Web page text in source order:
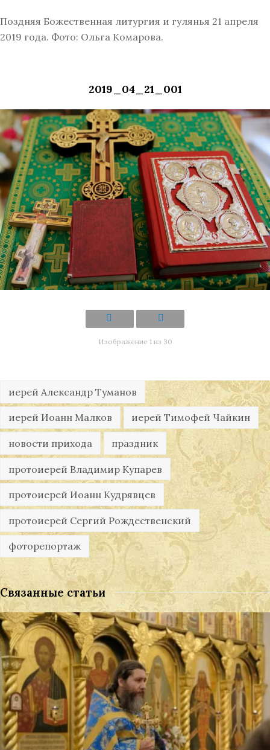
Поздняя Божественная литургия и гулянья 21 апреля
2019 года. Фото: Ольга Комарова.
2019_04_21_001
Изображение 1 из 30
иерей Александр Туманов
иерей Иоанн Малков иерей Тимофей Чайкин
новости прихода праздник
протоиерей Владимир Купарев
протоиерей Иоанн Кудрявцев
протоиерей Сергий Рождественский
фоторепортаж
Связанные статьи